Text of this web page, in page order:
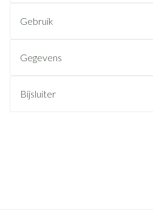
Gebruik
Gegevens
Bijsluiter